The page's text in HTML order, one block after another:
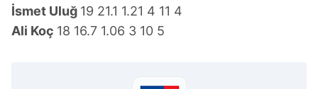
İsmet Uluğ 19 21.1 1.21 4 11 4
Ali Koç 18 16.7 1.06 3 10 5